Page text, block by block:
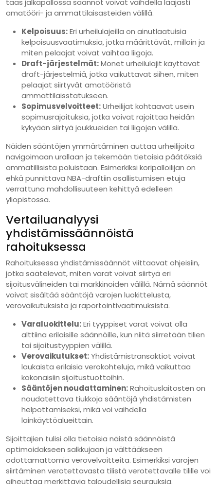
amatööri- ja ammattilaisasteiden välillä.
Kelpoisuus:Eri urheilulajeilla on ainutlaatuisia
kelpoisuusvaatimuksia, jotka määrittävät, milloin ja
miten pelaajat voivat vaihtaa liigoja.
Draft-järjestelmät:Monet urheilulajit käyttävät
draft-järjestelmiä, jotka vaikuttavat siihen, miten
pelaajat siirtyvät amatööristä
ammattilaisstatukseen.
Sopimusvelvoitteet:Urheilijat kohtaavat usein
sopimusrajoituksia, jotka voivat rajoittaa heidän
kykyään siirtyä joukkueiden tai liigojen välillä.
Näiden sääntöjen ymmärtäminen auttaa urheilijoita
navigoimaan urallaan ja tekemään tietoisia päätöksiä
ammatillisista poluistaan. Esimerkiksi koripalloilijan on
ehkä punnittava NBA-draftiin osallistumisen etuja
verrattuna mahdollisuuteen kehittyä edelleen
yliopistossa.
Vertailuanalyysi
yhdistämissäännöistä
rahoituksessa
Rahoituksessa yhdistämissäännöt viittaavat ohjeisiin,
jotka säätelevät, miten varat voivat siirtyä eri
sijoitusvälineiden tai markkinoiden välillä. Nämä säännöt
voivat sisältää sääntöjä varojen luokittelusta,
verovaikutuksista ja raportointivaatimuksista.
Varaluokittelu:Eri tyyppiset varat voivat olla
alttiina erilaisille säännöille, kun niitä siirretään tilien
tai sijoitustyyppien välillä.
Verovaikutukset:Yhdistämistransaktiot voivat
laukaista erilaisia verokohteluja, mikä vaikuttaa
kokonaisiin sijoitustuottoihin.
Sääntöjen noudattaminen:Rahoituslaitosten on
noudatettava tiukkoja sääntöjä yhdistämisten
helpottamiseksi, mikä voi vaihdella
lainkäyttöalueittain.
Sijoittajien tulisi olla tietoisia näistä säännöistä
optimoidakseen salkkujaan ja välttääkseen
odottamattomia verovelvoitteita. Esimerkiksi varojen
siirtäminen verotettavasta tilistä verotettavalle tilille voi
aiheuttaa merkittäviä taloudellisia seurauksia.